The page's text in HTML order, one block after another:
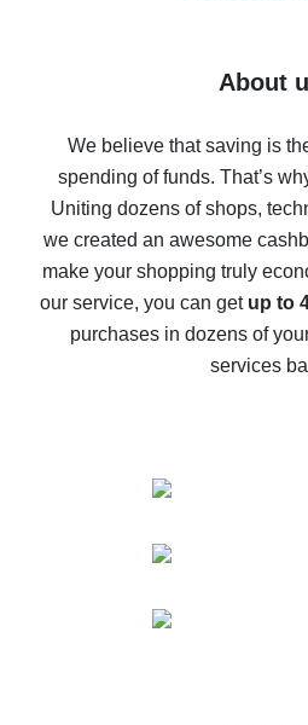
Five ways to get the most
back
10% cash back on
possible
The best cash back on
The best cash back
compare
About
We believe that saving is
spending of funds. That’s
Uniting dozens of shops,
we created an awesome
make your shopping truly
our service, you can get up to
purchases in dozens of
services